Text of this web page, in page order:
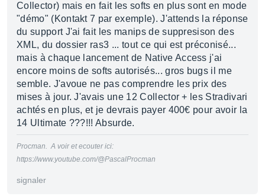
Collector) mais en fait les softs en plus sont en mode
"démo" (Kontakt 7 par exemple). J'attends la réponse
du support J'ai fait les manips de suppresison des
XML, du dossier ras3 ... tout ce qui est préconisé...
mais à chaque lancement de Native Access j'ai
encore moins de softs autorisés... gros bugs il me
semble. J'avoue ne pas comprendre les prix des
mises à jour. J'avais une 12 Collector + les Stradivari
achtés en plus, et je devrais payer 400€ pour avoir la
14 Ultimate ???!!! Absurde.
Procman. A voir et ecouter ici:
https://www.youtube.com/@PascalProcman
signaler